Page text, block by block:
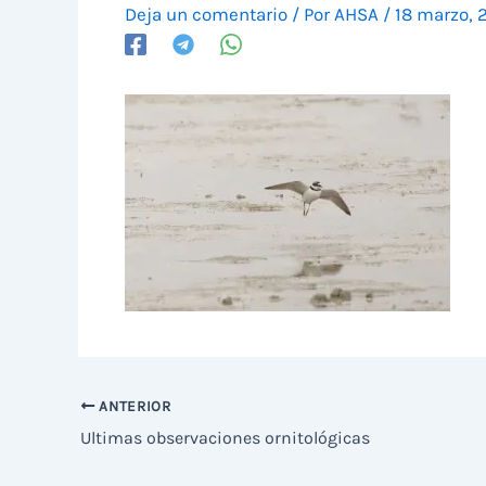
Deja un comentario / Por AHSA / 18 marzo,
ANTERIOR
Ultimas observaciones ornitológicas